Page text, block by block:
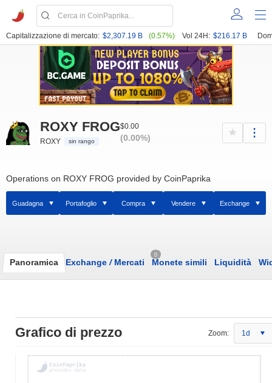
Capitalizzazione di mercato: $2,307.19 B (0.57%) Vol 24H: $216.17 B
ROXY FROG
ROXY sin rango
$0.00
(0.00%)
Operations on ROXY FROG provided by CoinPaprika
Guadagna Portafoglio Compra Vendere Exchange
Panoramica Exchange /Mercati
0
Monete simili Liquidità
Grafico di prezzo Zoom: 1d